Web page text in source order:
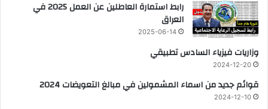
رابط استمارة العاطلين عن العمل 2025 في
العراق
2025-06-14
وزاريات فيزياء السادس تطبيقي
2024-12-20
قوائم جديد من اسماء المشمولين في مبالغ التعويضات 2024
2024-12-10